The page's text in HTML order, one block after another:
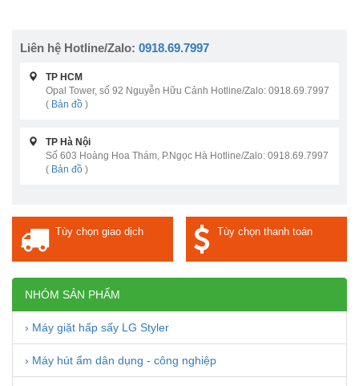
Liên hệ Hotline/Zalo: 0918.69.7997
TP HCM
Opal Tower, số 92 Nguyễn Hữu Cảnh Hotline/Zalo: 0918.69.7997
( Bản đồ )
TP Hà Nội
Số 603 Hoàng Hoa Thám, P.Ngọc Hà Hotline/Zalo: 0918.69.7997
( Bản đồ )
Tùy chọn giao dịch Tùy chọn thanh toán
NHÓM SẢN PHẨM
› Máy giặt hấp sấy LG Styler
› Máy hút ẩm dân dụng - công nghiệp